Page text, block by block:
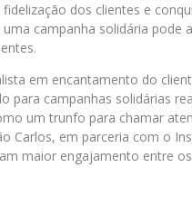
dos clientes e
campanha solidária
em encantamento do
para campanhas solidárias
um trunfo para chamar
Carlos, em parceria com o
maior engajamento entre